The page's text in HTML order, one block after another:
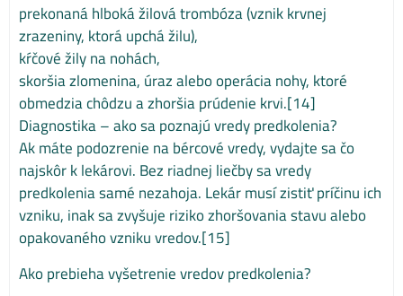
prekonaná hlboká žilová trombóza (vznik krvnej
zrazeniny, ktorá upchá žilu),
kŕčové žily na nohách,
skoršia zlomenina, úraz alebo operácia nohy, ktoré
obmedzia chôdzu a zhoršia prúdenie krvi.[14]
Diagnostika – ako sa poznajú vredy predkolenia?
Ak máte podozrenie na bércové vredy, vydajte sa čo
najskôr k lekárovi. Bez riadnej liečby sa vredy
predkolenia samé nezahoja. Lekár musí zistiť príčinu ich
vzniku, inak sa zvyšuje riziko zhoršovania stavu alebo
opakovaného vzniku vredov.[15]
Ako prebieha vyšetrenie vredov predkolenia?